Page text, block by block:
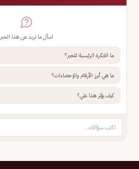
اسأل ما تريد عن هذا الخبر
ما الفكرة الرئيسية للخبر؟
ما هي أبرز الأرقام والإحصاءات؟
كيف يؤثر هذا علي؟